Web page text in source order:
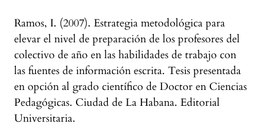
Ramos, I. (2007). Estrategia metodológica para
elevar el nivel de preparación de los profesores del
colectivo de año en las habilidades de trabajo con
las fuentes de información escrita. Tesis presentada
en opción al grado científico de Doctor en Ciencias
Pedagógicas. Ciudad de La Habana. Editorial
Universitaria.